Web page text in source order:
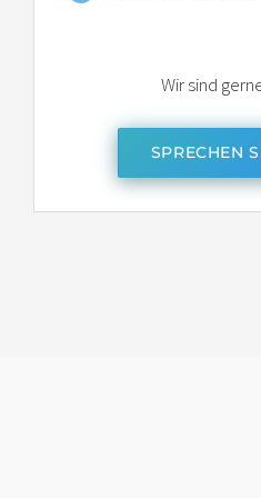
Wir sind
SPRECHEN